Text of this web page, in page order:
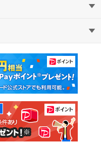
マンション
一戸建て
て！住まいの先生